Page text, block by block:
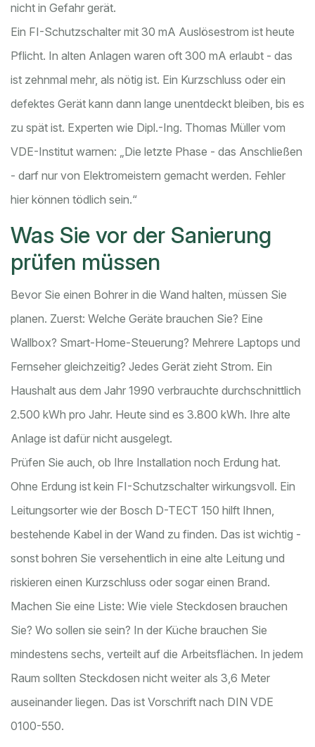
nicht in Gefahr gerät.
Ein FI-Schutzschalter mit 30 mA Auslösestrom ist heute
Pflicht. In alten Anlagen waren oft 300 mA erlaubt - das
ist zehnmal mehr, als nötig ist. Ein Kurzschluss oder ein
defektes Gerät kann dann lange unentdeckt bleiben, bis es
zu spät ist. Experten wie Dipl.-Ing. Thomas Müller vom
VDE-Institut warnen: „Die letzte Phase - das Anschließen
- darf nur von Elektromeistern gemacht werden. Fehler
hier können tödlich sein.“
Was Sie vor der Sanierung
prüfen müssen
Bevor Sie einen Bohrer in die Wand halten, müssen Sie
planen. Zuerst: Welche Geräte brauchen Sie? Eine
Wallbox? Smart-Home-Steuerung? Mehrere Laptops und
Fernseher gleichzeitig? Jedes Gerät zieht Strom. Ein
Haushalt aus dem Jahr 1990 verbrauchte durchschnittlich
2.500 kWh pro Jahr. Heute sind es 3.800 kWh. Ihre alte
Anlage ist dafür nicht ausgelegt.
Prüfen Sie auch, ob Ihre Installation noch Erdung hat.
Ohne Erdung ist kein FI-Schutzschalter wirkungsvoll. Ein
Leitungsorter wie der Bosch D-TECT 150 hilft Ihnen,
bestehende Kabel in der Wand zu finden. Das ist wichtig -
sonst bohren Sie versehentlich in eine alte Leitung und
riskieren einen Kurzschluss oder sogar einen Brand.
Machen Sie eine Liste: Wie viele Steckdosen brauchen
Sie? Wo sollen sie sein? In der Küche brauchen Sie
mindestens sechs, verteilt auf die Arbeitsflächen. In jedem
Raum sollten Steckdosen nicht weiter als 3,6 Meter
auseinander liegen. Das ist Vorschrift nach DIN VDE
0100-550.